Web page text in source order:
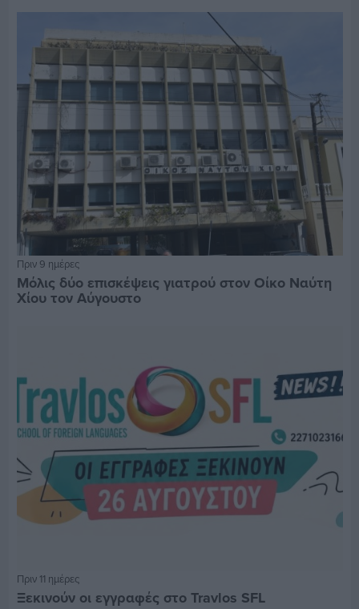
Πριν 9 ημέρες
Μόλις δύο επισκέψεις γιατρού στον Οίκο Ναύτη
Χίου τον Αύγουστο
Πριν 11 ημέρες
Ξεκινούν οι εγγραφές στο Travlos SFL